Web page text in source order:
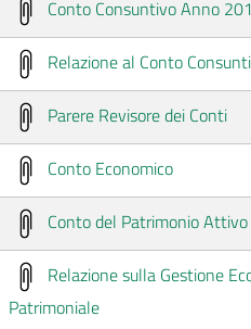
Conto Consuntivo Anno
Relazione al Conto
Parere Revisore dei Conti
Conto Economico
Conto del Patrimonio Attivo
Relazione sulla Gestione
Patrimoniale